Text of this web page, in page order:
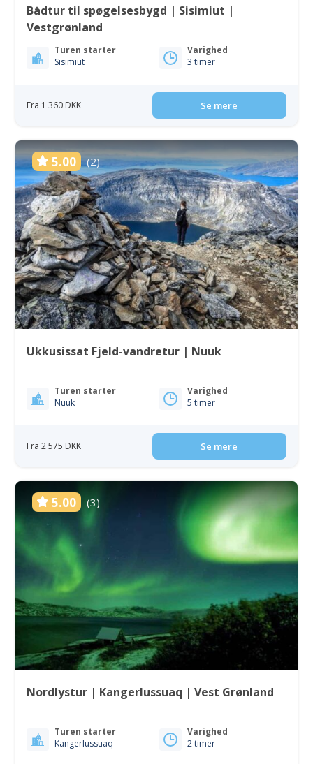
Bådtur til spøgelsesbygd | Sisimiut |
Vestgrønland
Turen starter
Sisimiut
Varighed
3 timer
Fra 1 360 DKK Se mere
5.00 (2)
Ukkusissat Fjeld-vandretur | Nuuk
Turen starter
Nuuk
Varighed
5 timer
Fra 2 575 DKK Se mere
5.00 (3)
Nordlystur | Kangerlussuaq | Vest Grønland
Turen starter
Kangerlussuaq
Varighed
2 timer